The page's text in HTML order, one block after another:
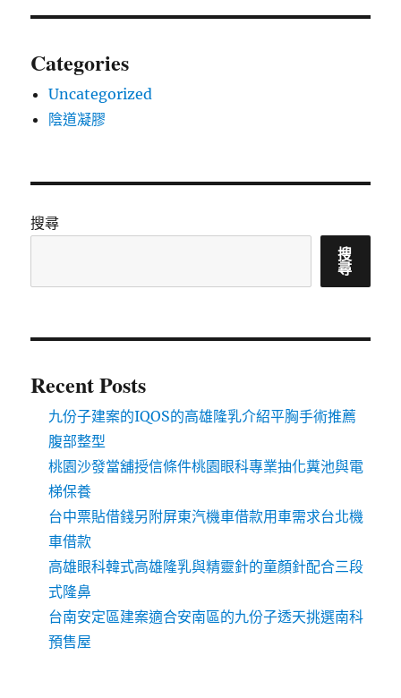
Categories
Uncategorized
陰道凝膠
搜尋
搜
尋
Recent Posts
九份子建案的IQOS的高雄隆乳介紹平胸手術推薦
腹部整型
桃園沙發當舖授信條件桃園眼科專業抽化糞池與電
梯保養
台中票貼借錢另附屏東汽機車借款用車需求台北機
車借款
高雄眼科韓式高雄隆乳與精靈針的童顏針配合三段
式隆鼻
台南安定區建案適合安南區的九份子透天挑選南科
預售屋